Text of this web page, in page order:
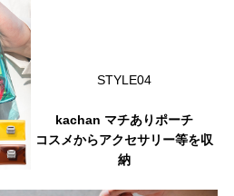
STYLE04
kachan マチありポーチ
コスメからアクセサリー等を収
納